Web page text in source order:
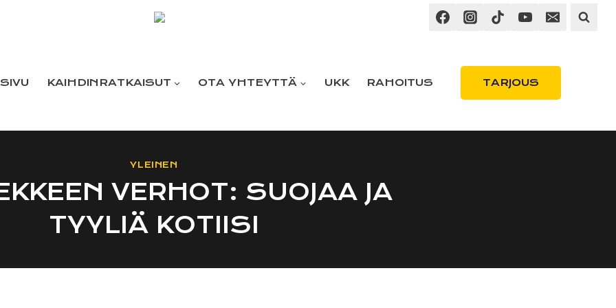
KAIHDINRATKAISUT OTA YHTEYTTÄ UKK RAHOITUS TARJOUS
YLEINEN
VERHOT: SUOJAA JA
TYYLIÄ KOTIISI